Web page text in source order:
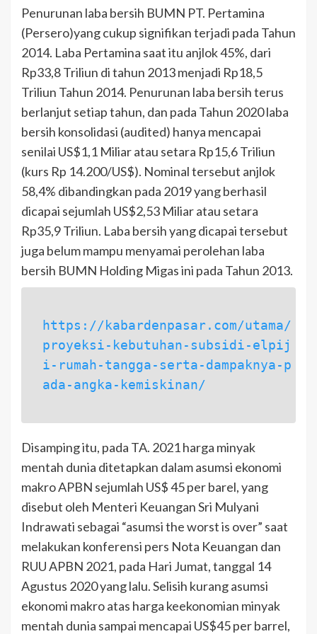
Penurunan laba bersih BUMN PT. Pertamina
(Persero)yang cukup signifikan terjadi pada Tahun
2014. Laba Pertamina saat itu anjlok 45%, dari
Rp33,8 Triliun di tahun 2013 menjadi Rp18,5
Triliun Tahun 2014. Penurunan laba bersih terus
berlanjut setiap tahun, dan pada Tahun 2020 laba
bersih konsolidasi (audited) hanya mencapai
senilai US$1,1 Miliar atau setara Rp15,6 Triliun
(kurs Rp 14.200/US$). Nominal tersebut anjlok
58,4% dibandingkan pada 2019 yang berhasil
dicapai sejumlah US$2,53 Miliar atau setara
Rp35,9 Triliun. Laba bersih yang dicapai tersebut
juga belum mampu menyamai perolehan laba
bersih BUMN Holding Migas ini pada Tahun 2013.
https://kabardenpasar.com/utama/
proyeksi-kebutuhan-subsidi-elpij
i-rumah-tangga-serta-dampaknya-p
ada-angka-kemiskinan/
Disamping itu, pada TA. 2021 harga minyak
mentah dunia ditetapkan dalam asumsi ekonomi
makro APBN sejumlah US$ 45 per barel, yang
disebut oleh Menteri Keuangan Sri Mulyani
Indrawati sebagai “asumsi the worst is over” saat
melakukan konferensi pers Nota Keuangan dan
RUU APBN 2021, pada Hari Jumat, tanggal 14
Agustus 2020 yang lalu. Selisih kurang asumsi
ekonomi makro atas harga keekonomian minyak
mentah dunia sampai mencapai US$45 per barrel,